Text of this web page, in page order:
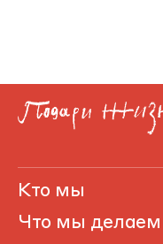
Кто мы
Что мы делаем